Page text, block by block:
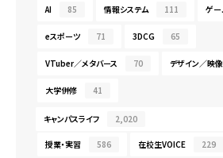
AI 85 情報システム 111 ゲー
eスポーツ 71 3DCG 65
VTuber／メタバース 70 デザイン／映像
大学併修 41
キャンパスライフ 2,020
授業・実習 586 在校生VOICE 229